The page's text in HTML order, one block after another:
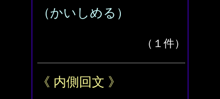
（かいしめる）
（１件）
《 内側回文 》